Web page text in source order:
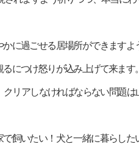
に過ごせる居場所ができますよ
につけ怒りが込み上げて来ま
リアしなければならない問題
飼いたい！犬と一緒に暮らし